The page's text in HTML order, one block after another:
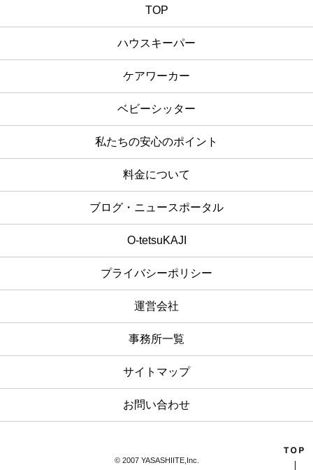
TOP
ハウスキーパー
ケアワーカー
ベビーシッター
私たちの安心のポイント
料金について
ブログ・ニュースポータル
O-tetsuKAJI
プライバシーポリシー
運営会社
事務所一覧
サイトマップ
お問い合わせ
© 2007 YASASHIITE,Inc.